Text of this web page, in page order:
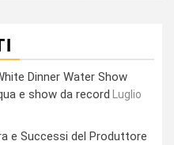
Dinner Water Show
e show da record
Luglio
e Successi del Produttore